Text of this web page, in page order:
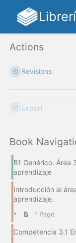
Actions
Revisions
Export
Book
B1 Genérico. Área
aprendizaje
Introducción al
aprendizaje.
1 Page
Competencia 3.1